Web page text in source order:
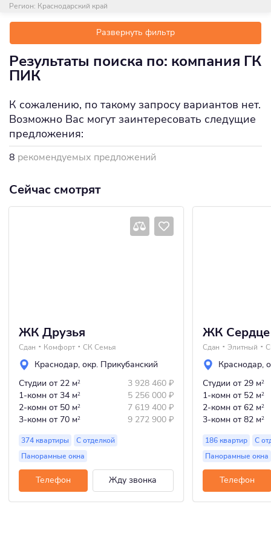
Регион: Краснодарский край
Развернуть фильтр
Результаты поиска по: компания ГК
ПИК
К сожалению, по такому запросу вариантов нет.
Возможно Вас могут заинтересовать следущие
предложения:
8 рекомендуемых предложений
Сейчас смотрят
ЖК Друзья
Сдан Комфорт СК Семья
Краснодар, окр. Прикубанский
Студии от 22 м2 3 928 460 ₽
1-комн от 34 м2 5 256 000 ₽
2-комн от 50 м2 7 619 400 ₽
3-комн от 70 м2 9 272 900 ₽
374 квартиры
С отделкой
Панорамные окна
Телефон Жду звонка
ЖК Сердце
Сдан Элитный
Краснодар,
Студии от 29 м2
1-комн от 52 м2
2-комн от 62 м2
3-комн от 82 м2
186 квартир
С
Панорамные окна
Телефон